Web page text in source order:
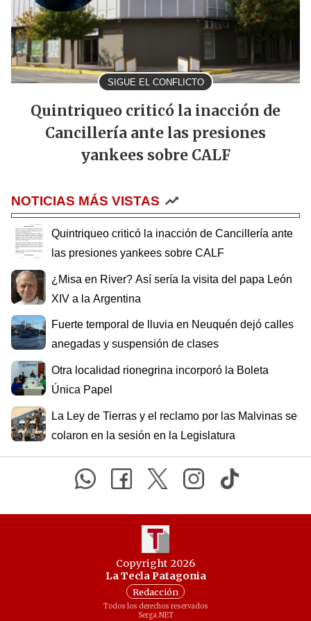
SIGUE EL CONFLICTO
Quintriqueo criticó la inacción de
Cancillería ante las presiones
yankees sobre CALF
NOTICIAS MÁS VISTAS
Quintriqueo criticó la inacción de Cancillería ante
las presiones yankees sobre CALF
¿Misa en River? Así sería la visita del papa León
XIV a la Argentina
Fuerte temporal de lluvia en Neuquén dejó calles
anegadas y suspensión de clases
Otra localidad rionegrina incorporó la Boleta
Única Papel
La Ley de Tierras y el reclamo por las Malvinas se
colaron en la sesión en la Legislatura
Copyright 2026
La Tecla Patagonia
Redacción
Todos los derechos reservados
Serga.NET